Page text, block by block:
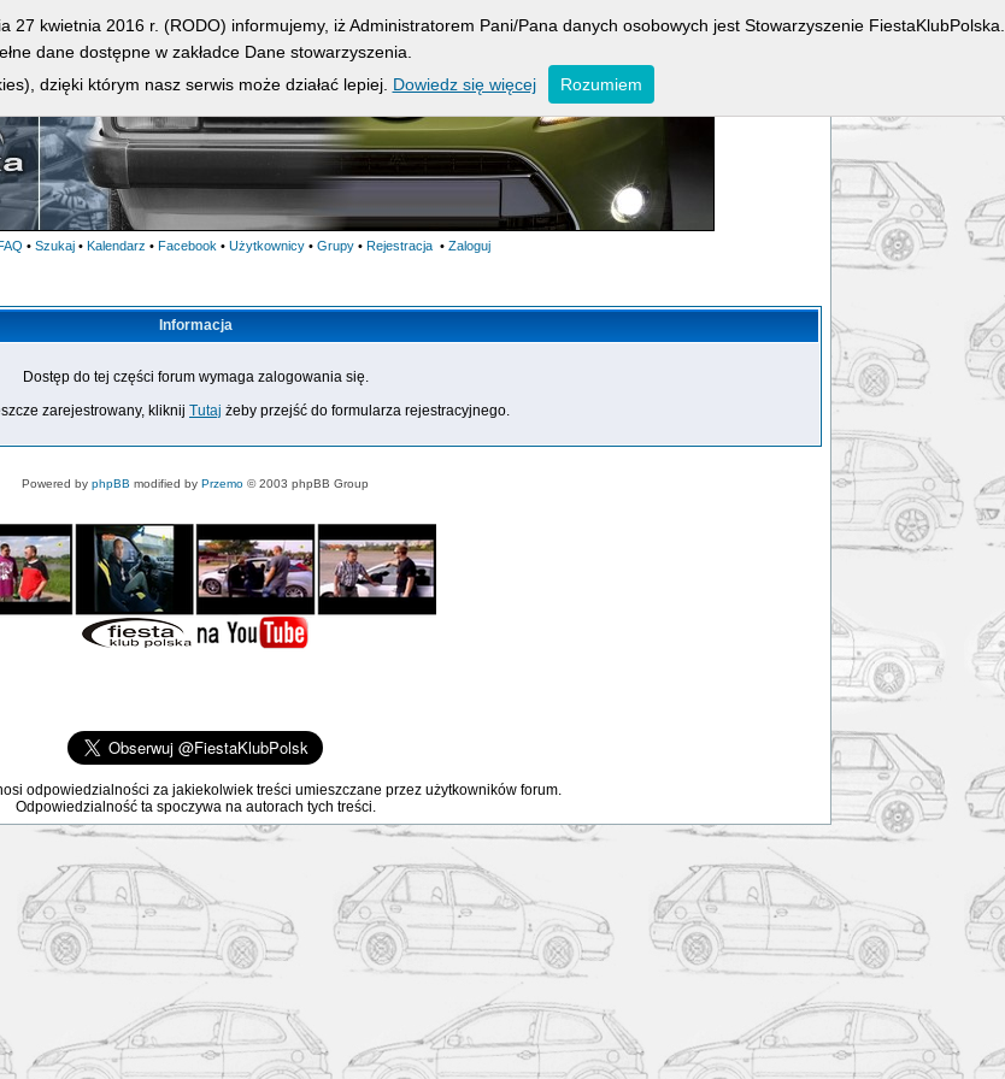
• Szukaj • Kalendarz • Facebook • Użytkownicy • Grupy • Rejestracja • Zaloguj
Informacja
Dostęp do tej części forum wymaga zalogowania się.
zarejestrowany, kliknij Tutaj żeby przejść do formularza rejestracyjnego.
Powered by phpBB modified by Przemo © 2003 phpBB Group
odpowiedzialności za jakiekolwiek treści umieszczane przez użytkowników forum.
Odpowiedzialność ta spoczywa na autorach tych treści.
kwietnia 2016 r. (RODO) informujemy, iż Administratorem Pani/Pana danych osobowych jest Stowarzyszenie FiestaKlubPolska.
dane dostępne w zakładce Dane stowarzyszenia.
dzięki którym nasz serwis może działać lepiej. Dowiedz się więcej Rozumiem